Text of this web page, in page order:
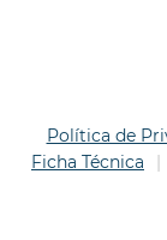
Política de
Ficha Técnica